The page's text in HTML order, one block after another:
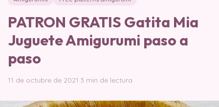
PATRON GRATIS Gatita Mia
Juguete Amigurumi paso a
paso
11 de octubre de 2021·3 min de lectura